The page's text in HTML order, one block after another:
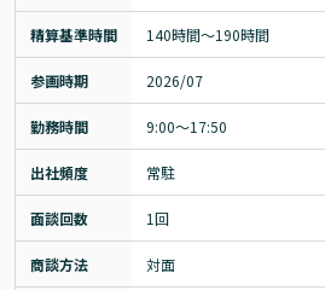
精算基準時間 140時間〜190時間
参画時期 2026/07
勤務時間 9:00～17:50
出社頻度 常駐
面談回数 1回
商談方法 対面